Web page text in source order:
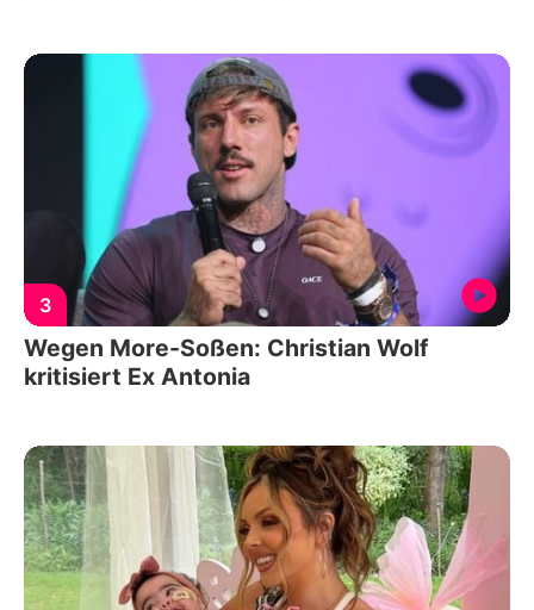
3
Wegen More-Soßen: Christian Wolf
kritisiert Ex Antonia